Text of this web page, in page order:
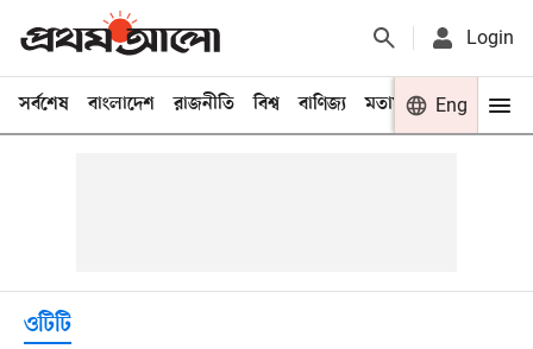
Login
সর্বশেষ বাংলাদেশ রাজনীতি বিশ্ব বাণিজ্য মতামত খেলা
Eng
ওটিটি